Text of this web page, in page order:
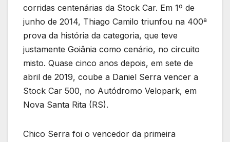
corridas centenárias da Stock Car. Em 1º de
junho de 2014, Thiago Camilo triunfou na 400ª
prova da história da categoria, que teve
justamente Goiânia como cenário, no circuito
misto. Quase cinco anos depois, em sete de
abril de 2019, coube a Daniel Serra vencer a
Stock Car 500, no Autódromo Velopark, em
Nova Santa Rita (RS).
Chico Serra foi o vencedor da primeira